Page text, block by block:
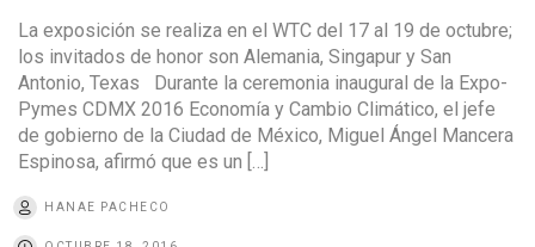
La exposición se realiza en el WTC del 17 al 19 de octubre;
los invitados de honor son Alemania, Singapur y San
Antonio, Texas Durante la ceremonia inaugural de la Expo-
Pymes CDMX 2016 Economía y Cambio Climático, el jefe
de gobierno de la Ciudad de México, Miguel Ángel Mancera
Espinosa, afirmó que es un […]
HANAE PACHECO